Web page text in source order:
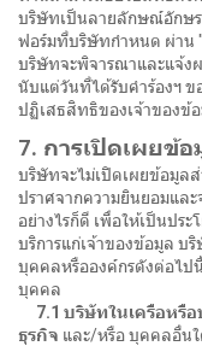
บริษัทเป็นลายลักษณ์อักษ
ฟอร์มที่บริษัทกำหนด ผ่าน
บริษัทจะพิจารณาและแจ้ง
นับแต่วันที่ได้รับคำร้องฯ ข
ปฏิเสธสิทธิของเจ้าของข้
7. การเปิดเผยข้
บริษัทจะไม่เปิดเผยข้อมูล
ปราศจากความยินยอมและ
อย่างไรก็ดี เพื่อให้เป็นปร
บริการแก่เจ้าของข้อมูล
บุคคลหรือองค์กรดังต่อไป
บุคคล
7.1 บริษัทในเครือหรื
ธุรกิจ และ/หรือ บุคคลอื่น